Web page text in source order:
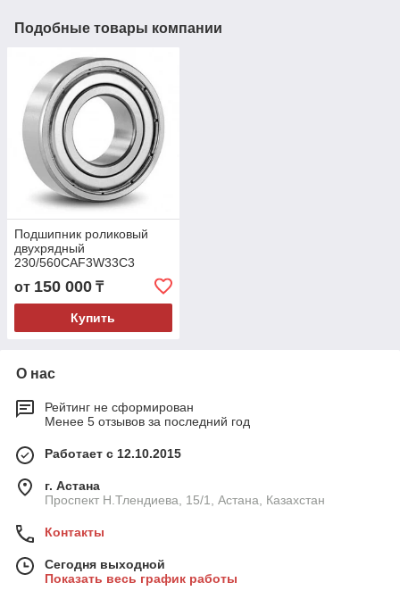
Подобные товары компании
Подшипник роликовый
двухрядный
230/560CAF3W33C3
(30031/560) 560x820x195
от 150 000 ₸
Купить
О нас
Рейтинг не сформирован
Менее 5 отзывов за последний год
Работает с 12.10.2015
г. Астана
Проспект Н.Тлендиева, 15/1, Астана, Казахстан
Контакты
Сегодня выходной
Показать весь график работы